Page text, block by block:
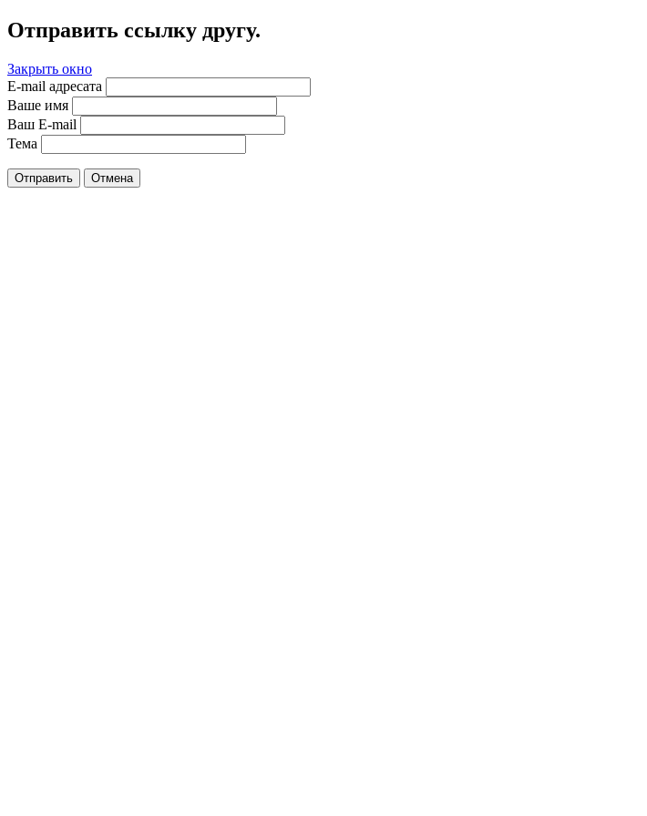
Отправить ссылку другу.
Закрыть окно
E-mail адресата
Ваше имя
Ваш E-mail
Тема
Отправить Отмена